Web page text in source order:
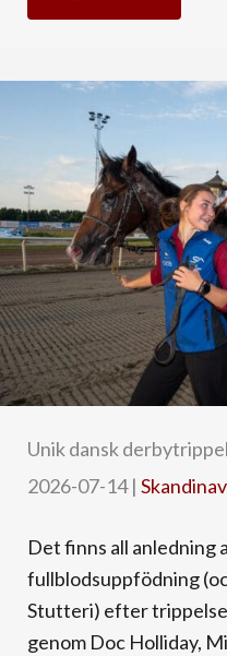
Unik dansk
2026-07-14|
Det finns all anledning
fullblodsuppfödning
Stutteri) efter
genom Doc Holliday,